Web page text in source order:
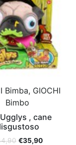
Bimba, GIOCHI
Bimbo
, cane
€35,90